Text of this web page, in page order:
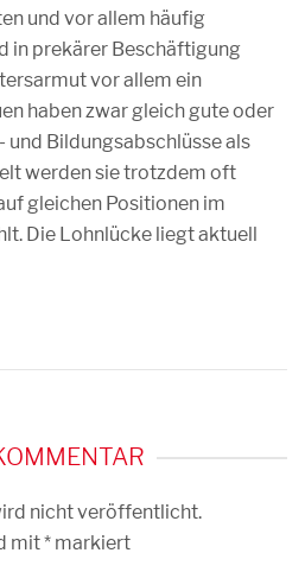
und vor allem häufig
in prekärer Beschäftigung
vor allem ein
haben zwar gleich gute oder
und Bildungsabschlüsse als
werden sie trotzdem oft
gleichen Positionen im
Die Lohnlücke liegt aktuell
nicht veröffentlicht.
mit* markiert